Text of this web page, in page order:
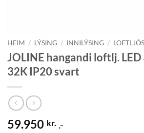
HEIM / LÝSING / INNILÝSING / LOFTLJÓS
JOLINE hangandi loftlj.
32K IP20 svart
59.950 kr. .-